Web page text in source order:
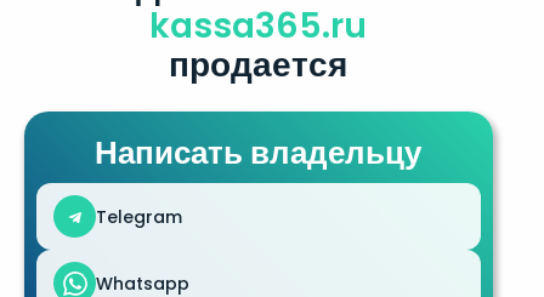
kassa365.ru
продается
Написать владельцу
Telegram
Whatsapp